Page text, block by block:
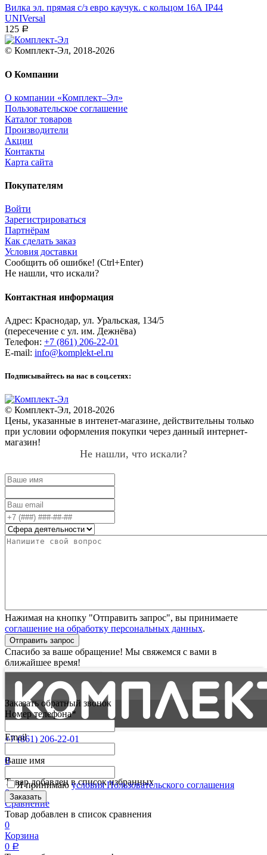
Вилка эл. прямая с/з евро каучук. с кольцом 16А IP44
UNIVersal
125 Р
© Комплект-Эл, 2018-2026
О Компании
О компании «Комплект–Эл»
Пользовательское соглашение
Каталог товаров
Производители
Акции
Контакты
Карта сайта
Покупателям
Войти
Зарегистрироваться
Партнёрам
Как сделать заказ
Условия доставки
Сообщить об ошибке! (Ctrl+Enter)
Не нашли, что искали?
Контактная информация
Адрес: Краснодар, ул. Уральская, 134/5
(пересечение с ул. им. Дежнёва)
Телефон: +7 (861) 206-22-01
E-mail: info@komplekt-el.ru
Подписывайтесь на нас в соц.сетях:
© Комплект-Эл, 2018-2026
Цены, указанные в интенет-магазине, действительны только
при условии оформления покупки через данный интернет-
магазин!
Не нашли, что искали?
Нажимая на кнопку "Отправить запрос", вы принимаете
соглашение на обработку персональных данных.
Отправить запрос
Спасибо за ваше обращение! Мы свяжемся с вами в
ближайшее время!
+7 (861) 206-22-01
0
Товар добавлен в список избранных
0
Сравнение
Товар добавлен в список сравнения
0
Корзина
0 Р
Заказать обратный звонок
Номер телефона*
Email
Ваше имя
Я принимаюусловия Пользовательского соглашения